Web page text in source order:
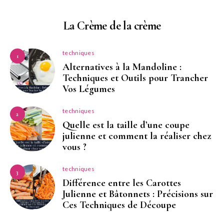
La Crème de la crème
1 techniques
Alternatives à la Mandoline :
Techniques et Outils pour Trancher
Vos Légumes
2 techniques
Quelle est la taille d’une coupe
julienne et comment la réaliser chez
vous ?
3 techniques
Différence entre les Carottes
Julienne et Bâtonnets : Précisions sur
Ces Techniques de Découpe